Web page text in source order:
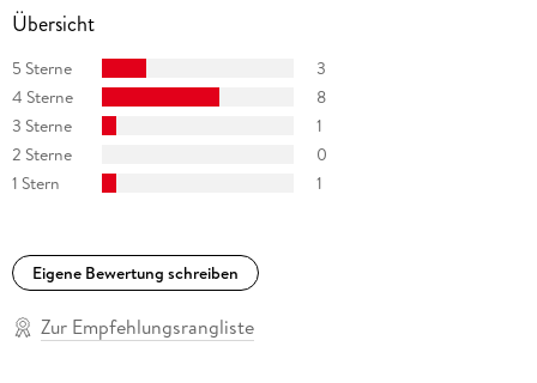
Übersicht
5 Sterne
3
4 Sterne
8
3 Sterne
1
2 Sterne
0
1 Stern
1
Eigene Bewertung schreiben
Zur Empfehlungsrangliste